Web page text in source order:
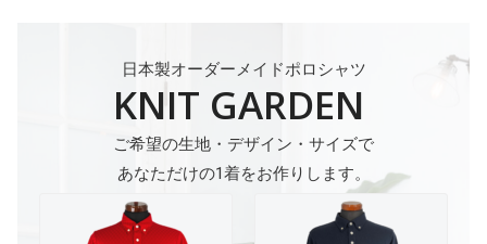
日本製オーダーメイドポロシャツ
KNIT GARDEN
ご希望の生地・デザイン・サイズで
あなただけの1着をお作りします。